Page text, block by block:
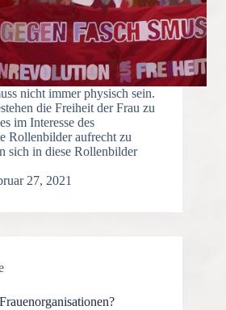
nicht immer physisch sein.
die Freiheit der Frau zu
im Interesse des
Rollenbilder aufrecht zu
sich in diese Rollenbilder
27, 2021